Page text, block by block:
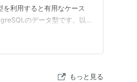
利用すると有用なケース
のデータ型です。以下
型を使うとフィールドを追
もっと見る